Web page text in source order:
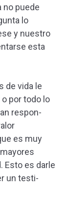
no puede
lo
y nuestro
esta
de vida le
por todo lo
respon­
es muy
Esto es darle
un testi­